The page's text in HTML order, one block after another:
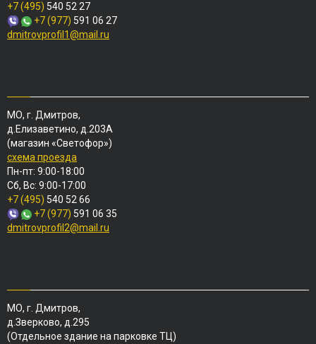
+7 (495) 540 52 27
+7 (977) 591 06 27
dmitrovprofil1@mail.ru
МО, г. Дмитров,
д.Елизаветино, д.203А
(магазин «Светофор»)
схема проезда
Пн-пт: 9:00-18:00
Сб, Вс: 9:00-17:00
+7 (495) 540 52 66
+7 (977) 591 06 35
dmitrovprofil2@mail.ru
МО, г. Дмитров,
д.Зверково, д.295
(Отдельное здание на парковке ТЦ)